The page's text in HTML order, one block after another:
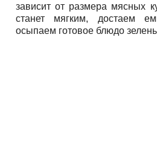
зависит от размера мясных
станет мягким, достаем
осыпаем готовое блюдо